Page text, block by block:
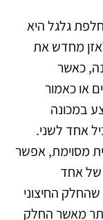
גלגל היא
לאזן מחדש את
כאשר
או כאמור
במכונה
אחד לשני.
מסוימת, אפשר
של אחד
החיצוני
מאשר החלק